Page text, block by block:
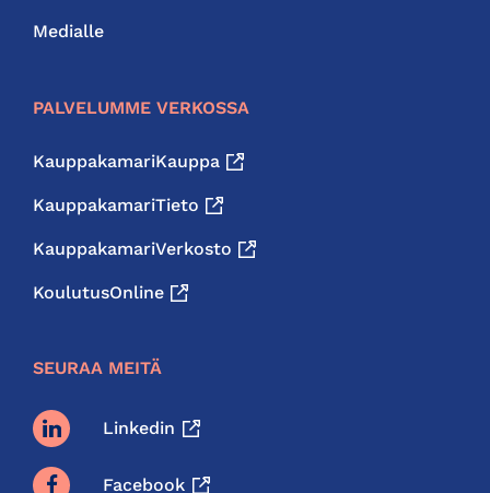
Medialle
PALVELUMME VERKOSSA
KauppakamariKauppa
KauppakamariTieto
KauppakamariVerkosto
KoulutusOnline
SEURAA MEITÄ
Linkedin
Facebook